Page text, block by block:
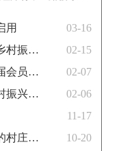
，皆是茶农忙碌的
，天刚蒙蒙亮，茶
了：将30多名采茶
细查看空调房里鲜
。“好不容易等到
用
03-16
社口镇成功入选第四批全省乡村振兴示范乡镇创建对象名单
02-15
福安市社口镇茶业协会第四届会员大会顺利召开
02-07
社口镇拟入选第四批全省乡村振兴示范乡镇创建对象名单
02-06
11-17
走进福安坦洋，这个茶香里的村庄……
10-20